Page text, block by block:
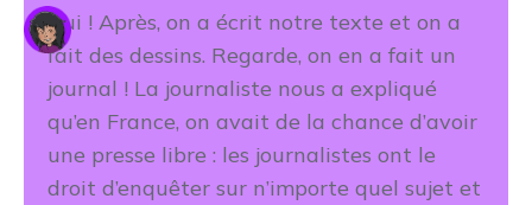
Oui ! Après, on a écrit notre texte et on a
fait des dessins. Regarde, on en a fait un
journal ! La journaliste nous a expliqué
qu’en France, on avait de la chance d’avoir
une presse libre : les journalistes ont le
droit d’enquêter sur n’importe quel sujet et